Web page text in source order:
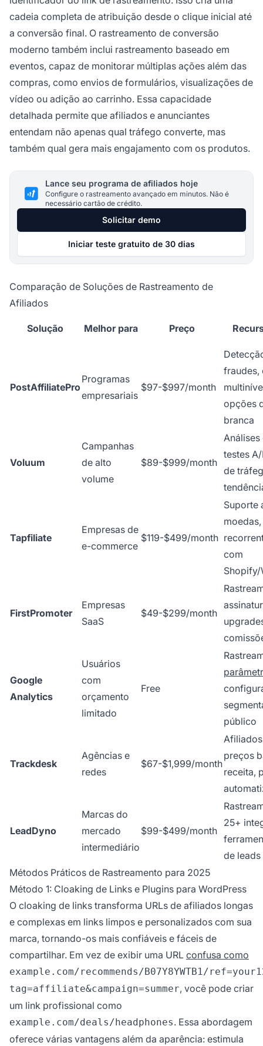
cadeia completa de atribuição desde o clique inicial até
a conversão final. O rastreamento de conversão
moderno também inclui rastreamento baseado em
eventos, capaz de monitorar múltiplas ações além das
compras, como envios de formulários, visualizações de
vídeo ou adição ao carrinho. Essa capacidade
detalhada permite que afiliados e anunciantes
entendam não apenas qual tráfego converte, mas
também qual gera mais engajamento com os produtos.
Lance seu programa de afiliados hoje
Configure o rastreamento avançado em minutos. Não é
necessário cartão de crédito.
Solicitar demo
Iniciar teste gratuito de 30 dias
Comparação de Soluções de Rastreamento de
Afiliados
Solução Melhor para Preço
PostAffiliatePro
Programas
empresariais
$97-$997/month
fraudes,
opções
branca
Voluum
Campanhas
de alto
volume
$89-$999/month
Análises
testes
de
Tapfiliate
Empresas de
e-commerce
$119-$499/month
Suporte
com
FirstPromoter
Empresas
SaaS
$49-$299/month
Google
Analytics
Usuários
com
orçamento
limitado
Free
público
Trackdesk
Agências e
redes
$67-$1,999/month
preços
receita,
LeadDyno
Marcas do
mercado
intermediário
$99-$499/month
25+
de leads
Métodos Práticos de Rastreamento para 2025
Método 1: Cloaking de Links e Plugins para WordPress
O cloaking de links transforma URLs de afiliados longas
e complexas em links limpos e personalizados com sua
marca, tornando-os mais confiáveis e fáceis de
compartilhar. Em vez de exibir uma URL confusa como
example.com/recommends/B07Y8YWTB1/
tag=affiliate&campaign=summer, você pode criar
um link profissional como
example.com/deals/headphones. Essa abordagem
oferece várias vantagens além da aparência: estimula